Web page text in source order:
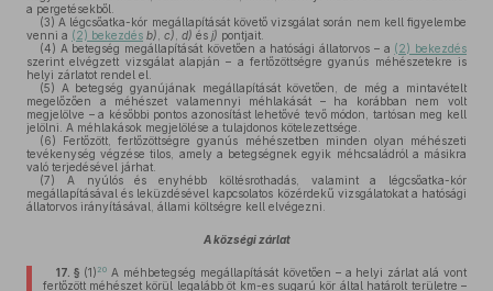
a pergetésekből.
(3) A légcsőatka-kór megállapítását követő vizsgálat során nem kell figyelembe
venni a (2) bekezdés b) c) d) és j) pontjait.
(4) A betegség megállapítását követően a hatósági állatorvos – a (2) bekezdés
szerint elvégzett vizsgálat alapján – a fertőzöttségre gyanús méhészetekre is
helyi zárlatot rendel el.
(5) A betegség gyanújának megállapítását követően, de még a mintavételt
megelőzően a méhészet valamennyi méhlakását – ha korábban nem volt
megjelölve – a későbbi pontos azonosítást lehetővé tevő módon, tartósan meg kell
jelölni. A méhlakások megjelölése a tulajdonos kötelezettsége.
(6) Fertőzött, fertőzöttségre gyanús méhészetben minden olyan méhészeti
tevékenység végzése tilos, amely a betegségnek egyik méhcsaládról a másikra
való terjedésével járhat.
(7) A nyúlós és enyhébb költésrothadás, valamint a légcsőatka-kór
megállapításával és leküzdésével kapcsolatos közérdekű vizsgálatokat a hatósági
állatorvos irányításával, állami költségre kell elvégezni.
A községi zárlat
17. § (1) 20 A méhbetegség megállapítását követően – a helyi zárlat alá vont
fertőzött méhészet körül legalább öt km-es sugarú kör által határolt területre –